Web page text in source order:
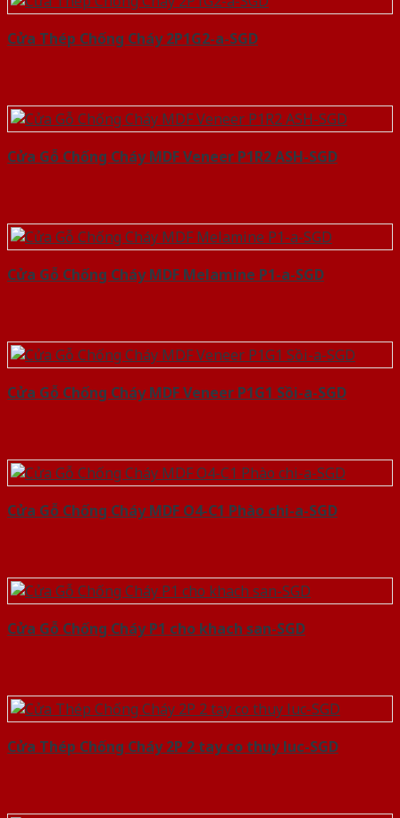
Cửa Thép Chống Cháy 2P1G2-a-SGD
Cửa Gỗ Chống Cháy MDF Veneer P1R2 ASH-SGD
Cửa Gỗ Chống Cháy MDF Melamine P1-a-SGD
Cửa Gỗ Chống Cháy MDF Veneer P1G1 Sồi-a-SGD
Cửa Gỗ Chống Cháy MDF O4-C1 Phào chi-a-SGD
Cửa Gỗ Chống Cháy P1 cho khach san-SGD
Cửa Thép Chống Cháy 2P 2 tay co thuy luc-SGD